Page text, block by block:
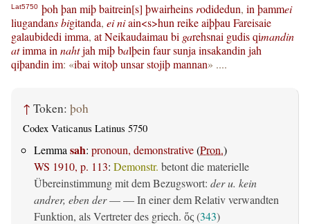
Lat5750 þoh þan miþbaitrein[s] þwairheins rodidedun, in þammei
liugandansbigitanda, einiain<s>hun reikeaiþþau Fareisaie
galaubidedi imma, atNeikaudaimau bi garehsnai gudisqimandin
atimma in nahtjah miþbalþein faursunja insakandin jah
qiþandin im: «ibai witoþunsarstojiþmannan» ....
↑ Token: þoh
Codex Vaticanus Latinus 5750
Lemma sah: pronoun, demonstrative(Pron.)
WS 1910, p. 113: Demonstr. betont die materielle
Übereinstimmung mit dem Bezugswort: der u. kein
andrer, eben der— — In einer dem Relativ verwandten
Funktion, als Vertreter des griech. ὅς (343)